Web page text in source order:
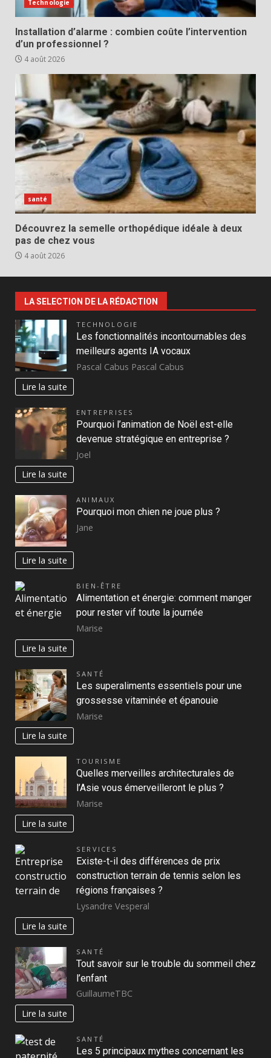
Technologie
Installation d’alarme : combien coûte l’intervention
d’un professionnel ?
4 août 2026
santé
Découvrez la semelle orthopédique idéale à deux
pas de chez vous
4 août 2026
LA SELECTION DE LA RÉDACTION
TECHNOLOGIE
Les fonctionnalités incontournables des
meilleurs agents IA vocaux
Pascal Cabus Pascal Cabus
Lire la suite
ENTREPRISES
Pourquoi l’animation de Noël est-elle
devenue stratégique en entreprise ?
Joel
Lire la suite
ANIMAUX
Pourquoi mon chien ne joue plus ?
Jane
Lire la suite
BIEN-ÊTRE
Alimentation et énergie: comment manger
pour rester vif toute la journée
Marise
Lire la suite
SANTÉ
Les superaliments essentiels pour une
grossesse vitaminée et épanouie
Marise
Lire la suite
TOURISME
Quelles merveilles architecturales de
l’Asie vous émerveilleront le plus ?
Marise
Lire la suite
SERVICES
Existe-t-il des différences de prix
construction terrain de tennis selon les
régions françaises ?
Lysandre Vesperal
Lire la suite
SANTÉ
Tout savoir sur le trouble du sommeil chez
l’enfant
GuillaumeTBC
Lire la suite
SANTÉ
Les 5 principaux mythes concernant les